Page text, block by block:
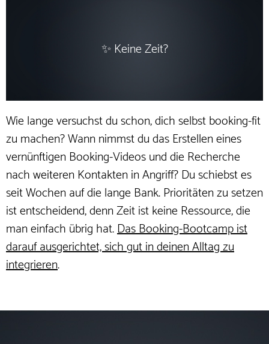
✨ Keine Zeit?
Wie lange versuchst du schon, dich selbst booking-fit
zu machen? Wann nimmst du das Erstellen eines
vernünftigen Booking-Videos und die Recherche
nach weiteren Kontakten in Angriff? Du schiebst es
seit Wochen auf die lange Bank. Prioritäten zu setzen
ist entscheidend, denn Zeit ist keine Ressource, die
man einfach übrig hat.Das Booking-Bootcamp ist
darauf ausgerichtet, sich gut in deinen Alltag zu
integrieren.